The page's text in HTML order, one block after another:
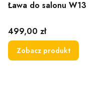
Ława do salonu W13
Cena
499,00 zł
Zobacz produkt